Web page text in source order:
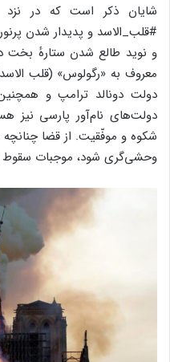
شایان ذکر است که در نزد
#قلب_الاسد و پدیدار شدن
و نوید طالع شدن ستارهٔ بخت
معروف به «رگولوس» (قلب
دولت دونالد ترامپ و
دولت‌های نام‌آور پارسی نیز
شکوه و موفّقیت. از قضا
وحشی‌گری شود، موجبات سقوط